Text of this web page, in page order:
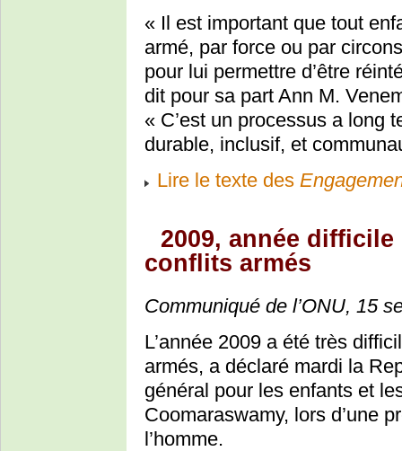
« Il est important que tout
armé, par force ou par
pour lui permettre d’être
dit pour sa part Ann M.
« C’est un processus a long
durable, inclusif, et
Lire le texte des
2009, année
conflits armés
Communiqué de l’ONU, 15
L’année 2009 a été très
armés, a déclaré mardi la
général pour les enfants et
Coomaraswamy, lors d’une
l’homme.